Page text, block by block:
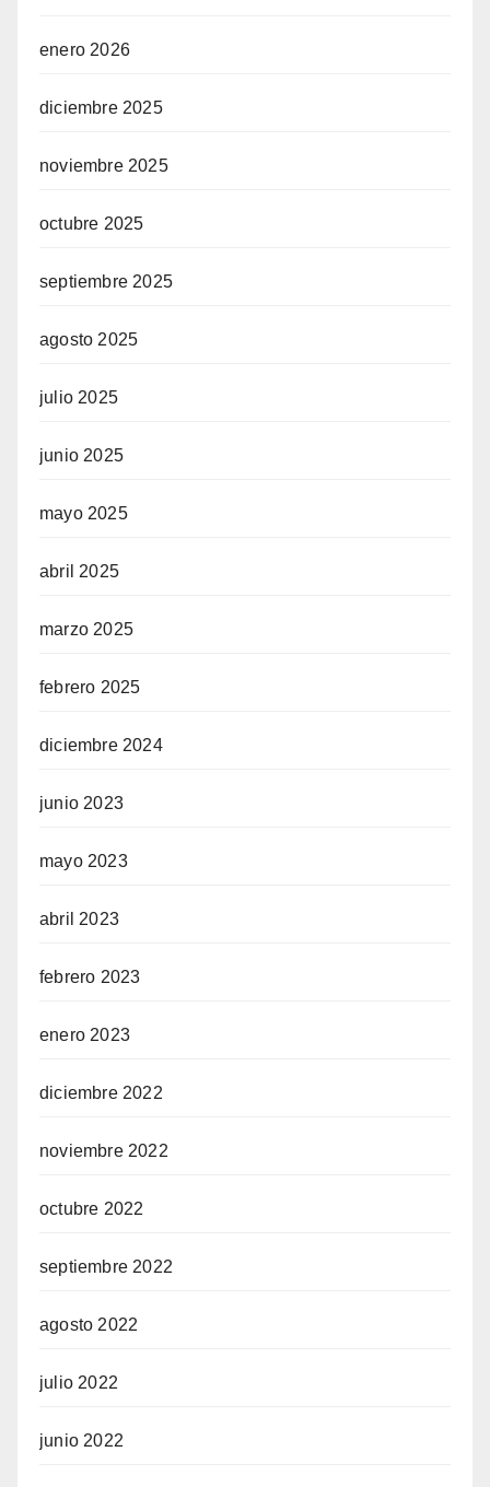
enero 2026
diciembre 2025
noviembre 2025
octubre 2025
septiembre 2025
agosto 2025
julio 2025
junio 2025
mayo 2025
abril 2025
marzo 2025
febrero 2025
diciembre 2024
junio 2023
mayo 2023
abril 2023
febrero 2023
enero 2023
diciembre 2022
noviembre 2022
octubre 2022
septiembre 2022
agosto 2022
julio 2022
junio 2022